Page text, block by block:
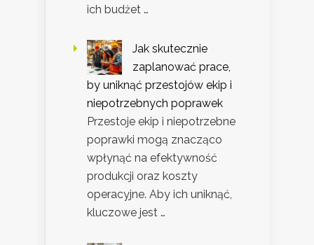
ich budżet …
Jak skutecznie
zaplanować prace,
by uniknąć przestojów ekip i
niepotrzebnych poprawek
Przestoje ekip i niepotrzebne
poprawki mogą znacząco
wpłynąć na efektywność
produkcji oraz koszty
operacyjne. Aby ich uniknąć,
kluczowe jest …